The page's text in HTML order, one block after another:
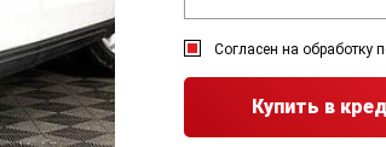
Согласен на обработку
Купить в